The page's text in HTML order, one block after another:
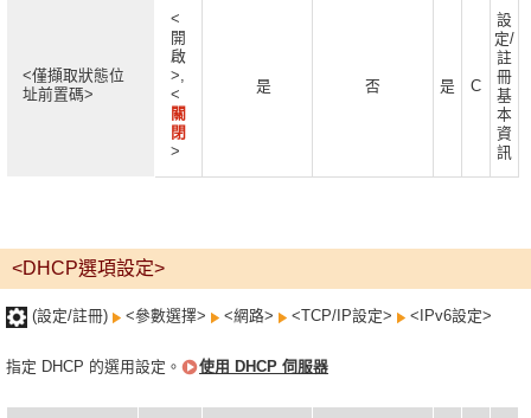
<僅擷取狀態位
址前置碼>
<
開
啟
>,
<
關
閉
>
是 否 是 C
設
定/
註
冊
基
本
資
訊
<DHCP選項設定>
(設定/註冊) <參數選擇> <網路> <TCP/IP設定> <IPv6設定>
指定 DHCP 的選用設定。 使用 DHCP 伺服器